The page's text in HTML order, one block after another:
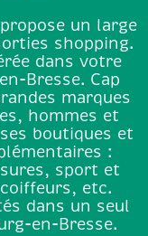
un large
shopping.
dans votre
Bresse. Cap
marques
hommes et
boutiques et
:
sport et
etc.
dans un seul
en-Bresse.